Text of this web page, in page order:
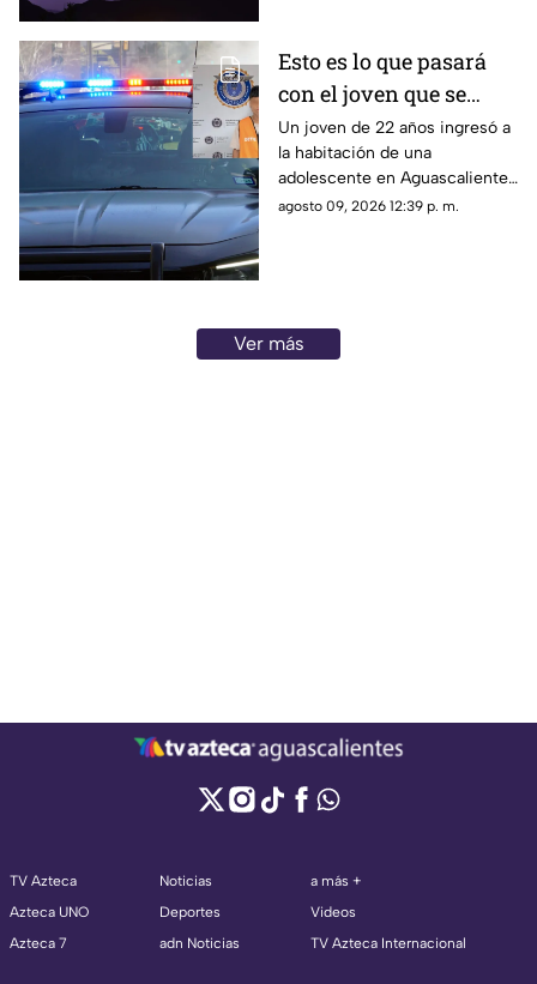
Esto es lo que pasará
con el joven que se
metió a la habitación
de una adolescente
para tocarla en
Aguascalientes
Un joven de 22 años ingresó a
la habitación de una
adolescente en Aguascalientes
para realizarle tocamientos; te
agosto 09, 2026 12:39 p. m.
Ver más
TV Azteca
Azteca UNO
Azteca 7
Noticias
Deportes
adn Noticias
a más +
Videos
TV Azteca Internacional